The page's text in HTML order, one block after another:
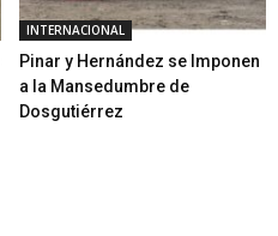
INTERNACIONAL
Pinar y Hernández se Imponen
a la Mansedumbre de
Dosgutiérrez